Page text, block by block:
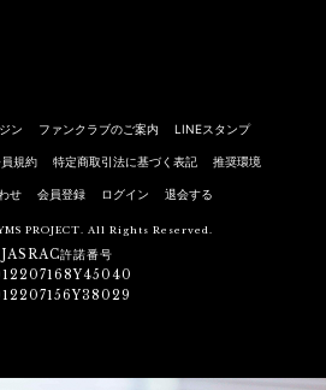
ン ファンクラブのご案内 LINEスタンプ
規約 特定商取引法に基づく表記 推奨環境
せ 会員登録 ログイン 退会する
PROJECT. All Rights Reserved.
JASRAC許諾番号